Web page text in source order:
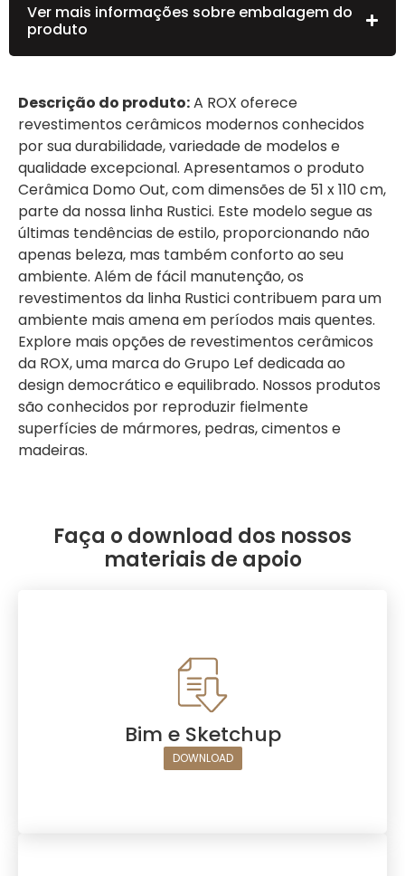
Ver mais informações sobre embalagem do
produto
Descrição do produto:A ROX oferece
revestimentos cerâmicos modernos conhecidos
por sua durabilidade, variedade de modelos e
qualidade excepcional. Apresentamos o produto
Cerâmica Domo Out, com dimensões de 51 x 110 cm,
parte da nossa linha Rustici. Este modelo segue as
últimas tendências de estilo, proporcionando não
apenas beleza, mas também conforto ao seu
ambiente. Além de fácil manutenção, os
revestimentos da linha Rustici contribuem para um
ambiente mais amena em períodos mais quentes.
Explore mais opções de revestimentos cerâmicos
da ROX, uma marca do Grupo Lef dedicada ao
design democrático e equilibrado. Nossos produtos
são conhecidos por reproduzir fielmente
superfícies de mármores, pedras, cimentos e
madeiras.
Faça o download dos nossos
materiais de apoio
Bim e Sketchup
DOWNLOAD